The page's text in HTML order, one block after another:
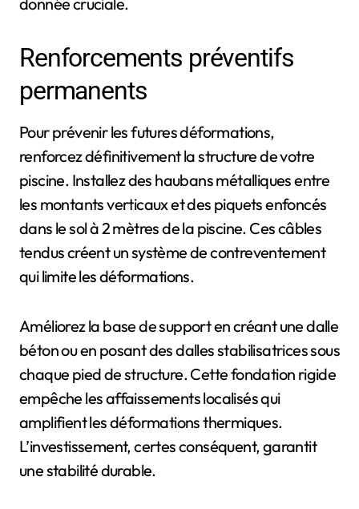
Renforcements préventifs
permanents
Pour prévenir les futures déformations,
renforcez définitivement la structure de votre
piscine. Installez des haubans métalliques entre
les montants verticaux et des piquets enfoncés
dans le sol à 2 mètres de la piscine. Ces câbles
tendus créent un système de contreventement
qui limite les déformations.
Améliorez la base de support en créant une dalle
béton ou en posant des dalles stabilisatrices sous
chaque pied de structure. Cette fondation rigide
empêche les affaissements localisés qui
amplifient les déformations thermiques.
L’investissement, certes conséquent, garantit
une stabilité durable.